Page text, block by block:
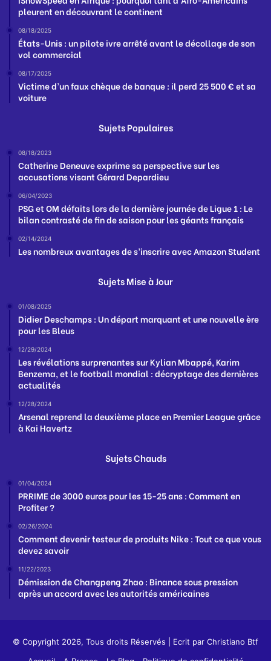
pleurent en découvrant le continent
08/18/2025
États-Unis : un pilote ivre arrêté avant le décollage de son
vol commercial
08/17/2025
Victime d’un faux chèque de banque : il perd 25 500 € et sa
voiture
Sujets Populaires
08/18/2023
Catherine Deneuve exprime sa perspective sur les
accusations visant Gérard Depardieu
06/04/2023
PSG et OM défaits lors de la dernière journée de Ligue 1 : Le
bilan contrasté de fin de saison pour les géants français
02/14/2024
Les nombreux avantages de s’inscrire avec Amazon Student
Sujets Mise à Jour
01/08/2025
Didier Deschamps : Un départ marquant et une nouvelle ère
pour les Bleus
12/29/2024
Les révélations surprenantes sur Kylian Mbappé, Karim
Benzema, et le football mondial : décryptage des dernières
actualités
12/28/2024
Arsenal reprend la deuxième place en Premier League grâce
à Kai Havertz
Sujets Chauds
01/04/2024
PRRIME de 3000 euros pour les 15-25 ans : Comment en
Profiter ?
02/26/2024
Comment devenir testeur de produits Nike : Tout ce que vous
devez savoir
11/22/2023
Démission de Changpeng Zhao : Binance sous pression
après un accord avec les autorités américaines
© Copyright 2026, Tous droits Réservés | Ecrit par Christiano Btf